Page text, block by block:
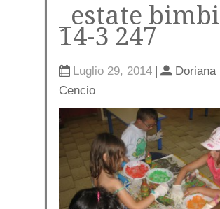
_estate bimbi
14-3 247
Luglio 29, 2014 |
Doriana
Cencio